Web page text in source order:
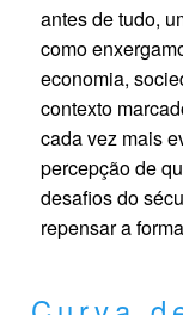
antes de tudo,
como
economia,
contexto
cada vez mais
percepção de
desafios do
repensar a